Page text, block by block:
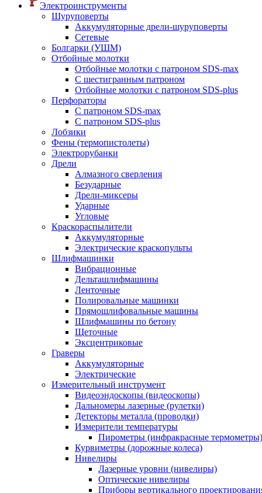
Электроинструменты
Шуруповерты
Аккумуляторные дрели-шуруповерты
Сетевые
Болгарки (УШМ)
Отбойные молотки
Отбойные молотки с патроном SDS-max
С шестигранным патроном
Отбойные молотки с патроном SDS-plus
Перфораторы
С патроном SDS-max
С патроном SDS-plus
Лобзики
Фены (термопистолеты)
Электрорубанки
Дрели
Алмазного сверления
Безударные
Дрели-миксеры
Ударные
Угловые
Краскораспылители
Аккумуляторные
Электрические краскопульты
Шлифмашинки
Вибрационные
Дельташлифмашины
Ленточные
Полировальные машинки
Прямошлифовальные машины
Шлифмашины по бетону
Щеточные
Эксцентриковые
Граверы
Аккумуляторные
Электрические
Измерительный инструмент
Видеоэндоскопы (видеоскопы)
Дальномеры лазерные (рулетки)
Детекторы металла (проводки)
Измерители температуры
Пирометры (инфракрасные термометры)
Курвиметры (дорожные колеса)
Нивелиры
Лазерные уровни (нивелиры)
Оптические нивелиры
Приборы вертикального